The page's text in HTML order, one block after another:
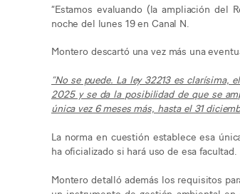
“Estamos evaluando (la ampliación del
noche del lunes 19 en Canal N.
Montero descartó una vez más una
“No se puede. La ley 32213 es
2025 y se da la posibilidad de que se
única vez 6 meses más, hasta el 31
La norma en cuestión establece esa
ha oficializado si hará uso de esa facultad.
Montero detalló además los requisitos